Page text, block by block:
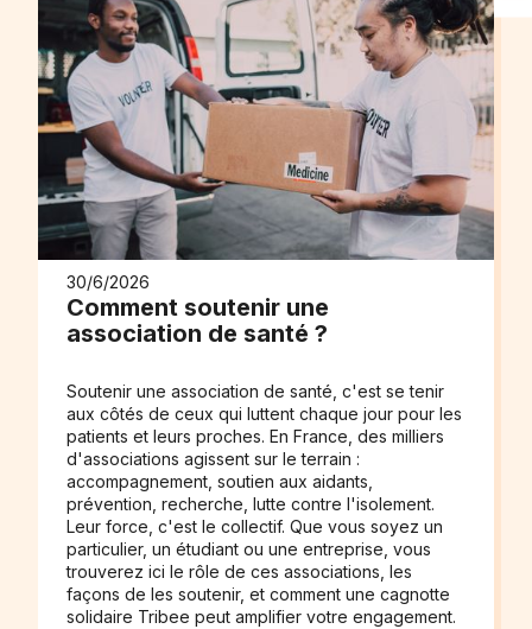
30/6/2026
Comment soutenir une
association de santé ?
Soutenir une association de santé, c'est se tenir
aux côtés de ceux qui luttent chaque jour pour les
patients et leurs proches. En France, des milliers
d'associations agissent sur le terrain :
accompagnement, soutien aux aidants,
prévention, recherche, lutte contre l'isolement.
Leur force, c'est le collectif. Que vous soyez un
particulier, un étudiant ou une entreprise, vous
trouverez ici le rôle de ces associations, les
façons de les soutenir, et comment une cagnotte
solidaire Tribee peut amplifier votre engagement.